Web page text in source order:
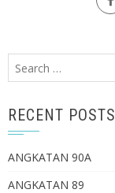
Search
for:
RECENT POSTS
ANGKATAN 90A
ANGKATAN 89